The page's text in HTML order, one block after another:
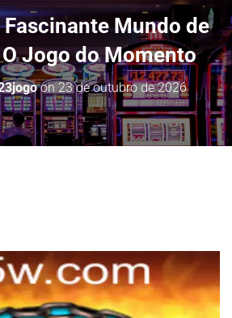
Ç
O
Mundo de
Jogo do Momento
on 23 de outubro de 2026